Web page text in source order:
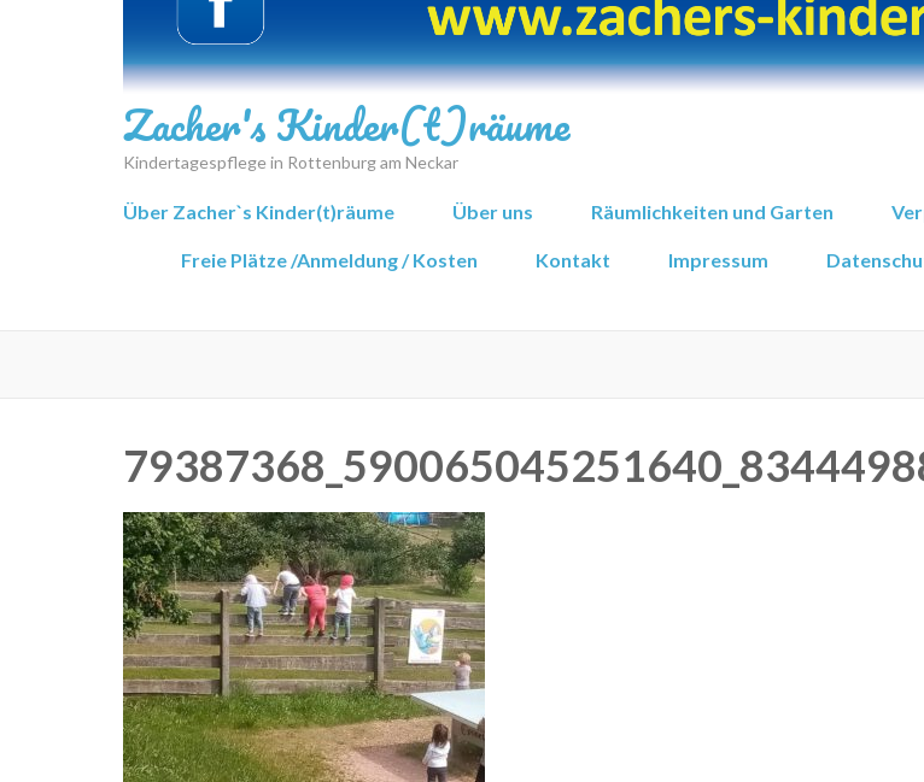
Zacher's Kinder(t)räume
Kindertagespflege in Rottenburg am Neckar
Über Zacher`s Kinder(t)räume Über uns Räumlichkeiten und Garten
Freie Plätze /Anmeldung / Kosten Kontakt Impressum